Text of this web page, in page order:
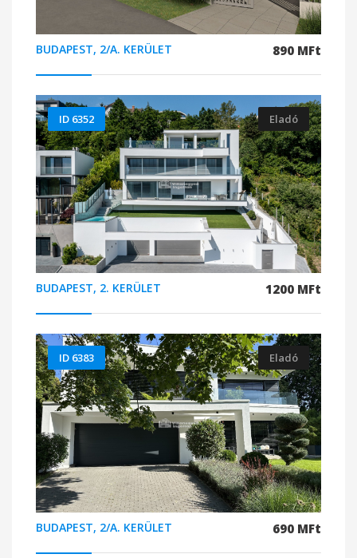
BUDAPEST, 2/A. KERÜLET 890 MFt
BUDAPEST, 2. KERÜLET 1200 MFt
ID 6352 Eladó
BUDAPEST, 2/A. KERÜLET 690 MFt
ID 6383 Eladó